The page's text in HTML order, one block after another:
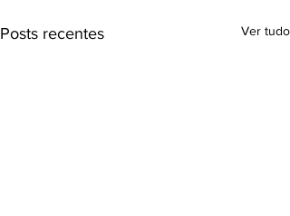
Posts recentes Ver tudo